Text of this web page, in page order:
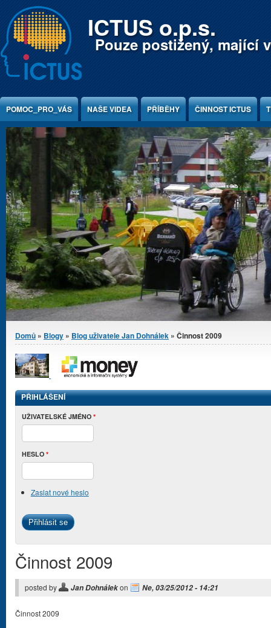
Jump to Content ICTUS o.p.s.
Pouze postižený, mající
POMOC_PRO_VÁS NAŠE VIDEA PŘÍBĚHY ČINNOST ICTUS
Jste zde
Domů » Blogy » Blog uživatele Jan Dohnálek » Činnost 2009
PŘIHLÁŠENÍ
UŽIVATELSKÉ JMÉNO *
HESLO *
Zaslat nové heslo
Činnost 2009
posted by Jan Dohnálekon Ne, 03/25/2012 - 14:21
Činnost 2009